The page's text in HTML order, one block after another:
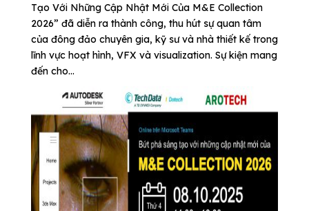
Tạo Với Những Cập Nhật Mới Của M&E Collection
2026” đã diễn ra thành công, thu hút sự quan tâm
của đông đảo chuyên gia, kỹ sư và nhà thiết kế trong
lĩnh vực hoạt hình, VFX và visualization. Sự kiện mang
đến cho...